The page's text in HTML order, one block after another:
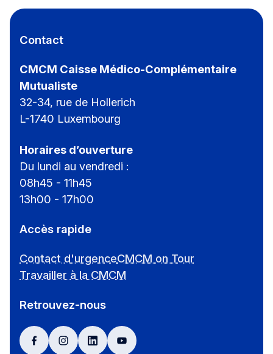
Contact
CMCM Caisse Médico-Complémentaire
Mutualiste
32-34, rue de Hollerich
L-1740 Luxembourg
Horaires d’ouverture
Du lundi au vendredi :
08h45 - 11h45
13h00 - 17h00
Accès rapide
Contact d'urgenceCMCM on Tour
Travailler à la CMCM
Retrouvez-nous
facebookinstagramlinkedinyoutube